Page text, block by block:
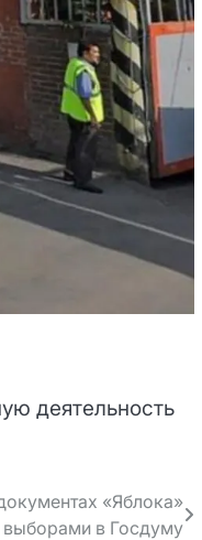
деятельность
«Яблока»
выборами в Госдуму